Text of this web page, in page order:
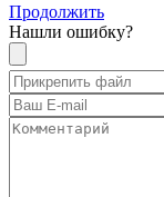
Продолжить
Нашли ошибку?